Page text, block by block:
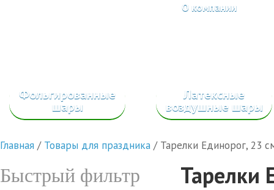
О компании
Фольгированные
шары
Латексные
воздушные шары
Главная / Товары для праздника / Тарелки Единорог, 23
Быстрый фильтр Тарелки